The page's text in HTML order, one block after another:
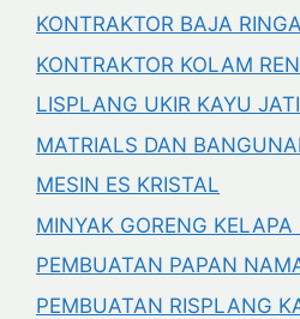
KONTRAKTOR BAJA
KONTRAKTOR KOLAM
LISPLANG UKIR KAYU JATI
MATRIALS DAN
MESIN ES KRISTAL
MINYAK GORENG KELAPA
PEMBUATAN PAPAN
PEMBUATAN RISPLANG